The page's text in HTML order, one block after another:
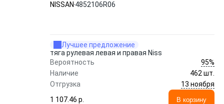
NISSAN 4852106R06
Лучшее предложение
тяга рулевая левая и правая Niss
Вероятность
95%
Наличие
462 шт.
Отгрузка
13 ноября
1 107.46 p.
В корзину